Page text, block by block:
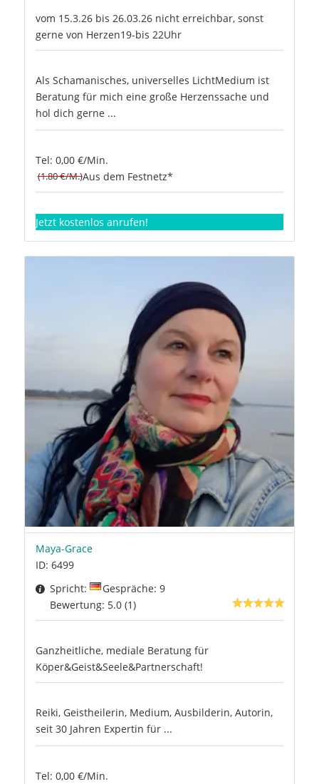
vom 15.3.26 bis 26.03.26 nicht erreichbar, sonst
gerne von Herzen19-bis 22Uhr
Als Schamanisches, universelles LichtMedium ist
Beratung für mich eine große Herzenssache und
hol dich gerne ...
Tel: 0,00 €/Min.
(1.80 €/M.)Aus dem Festnetz*
Jetzt kostenlos anrufen!
Maya-Grace
ID: 6499
Spricht:
Gespräche: 9
Bewertung: 5.0 (1)
Ganzheitliche, mediale Beratung für
Köper&Geist&Seele&Partnerschaft!
Reiki, Geistheilerin, Medium, Ausbilderin, Autorin,
seit 30 Jahren Expertin für ...
Tel: 0,00 €/Min.